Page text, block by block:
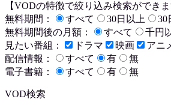
【VODの特徴で絞り込み検索ができま
無料期間：
すべて 30日以上
30
無料期間後の月額：
すべて 千円
見たい番組：
ドラマ 映画
アニ
配信情報：
すべて 有
無
電子書籍：
すべて 有 無
VOD検索